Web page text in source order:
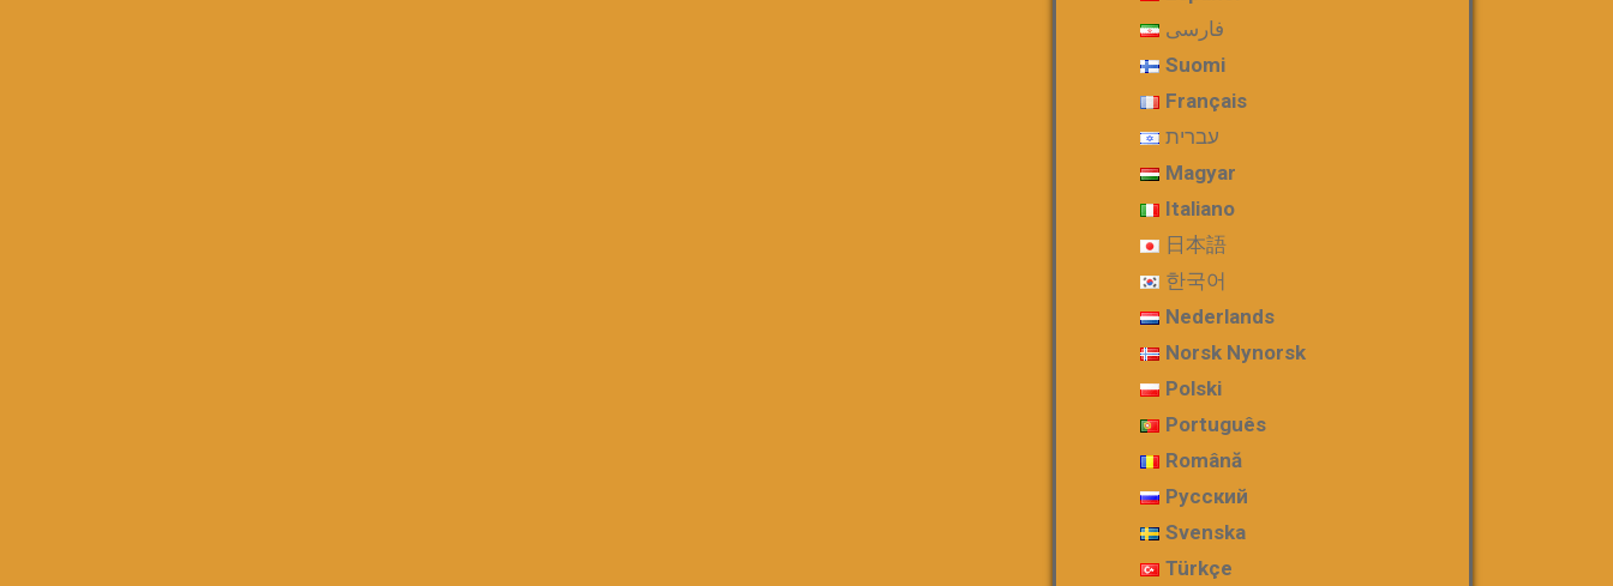
فارسی
Suomi
Français
עברית
Magyar
Italiano
日本語
한국어
Nederlands
Norsk Nynorsk
Polski
Português
Română
Русский
Svenska
Türkçe